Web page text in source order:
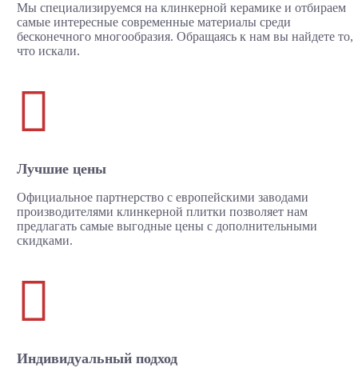
Мы специализируемся на клинкерной керамике и отбираем
самые интересные современные материалы среди
бесконечного многообразия. Обращаясь к нам вы найдете то,
что искали.

Лучшие цены
Официальное партнерство с европейскими заводами
производителями клинкерной плитки позволяет нам
предлагать самые выгодные цены с дополнительными
скидками.

Индивидуальный подход